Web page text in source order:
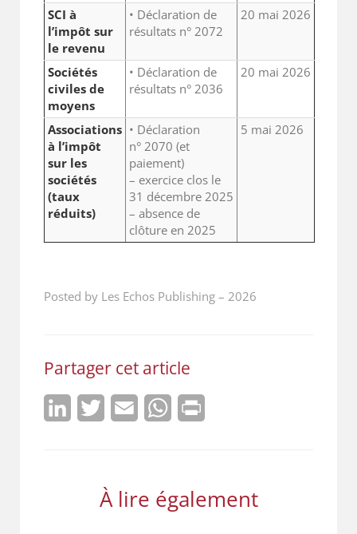
SCI à
l’impôt sur
le revenu
• Déclaration de
résultats n° 2072
20 mai 2026
Sociétés
civiles de
moyens
• Déclaration de
résultats n° 2036
20 mai 2026
Associations
à l’impôt
sur les
sociétés
(taux
réduits)
• Déclaration
n° 2070 (et
paiement)
– exercice clos le
31 décembre 2025
– absence de
clôture en 2025
5 mai 2026
Posted by Les Echos Publishing – 2026
Partager cet article
LinkedInTwitter Email WhatsApp
À lire également